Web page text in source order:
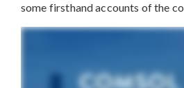
some firsthand accounts of the